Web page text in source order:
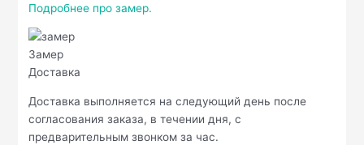
Подробнее про замер.
Замер
Доставка
Доставка выполняется на следующий день после
согласования заказа, в течении дня, с
предварительным звонком за час.